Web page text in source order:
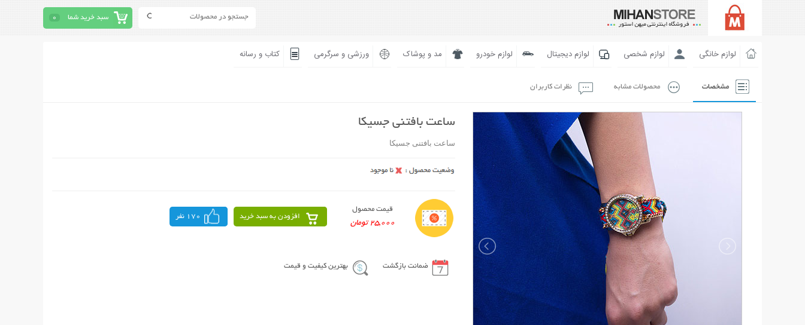
سبد خرید شما 0
لوازم خانگی لوازم شخصی لوازم دیجیتال لوازم خودرو مد و پوشاک ورزشی و سرگرمی کتاب و رسانه
مشخصات محصولات مشابه نظرات کاربران
ساعت بافتنی جسیکا
ساعت بافتنی جسیکا
قیمت محصول
25,000 تومان
افزودن به سبد خرید 170 نفر
ضمانت بازگشت بهترین کیفیت و قیمت